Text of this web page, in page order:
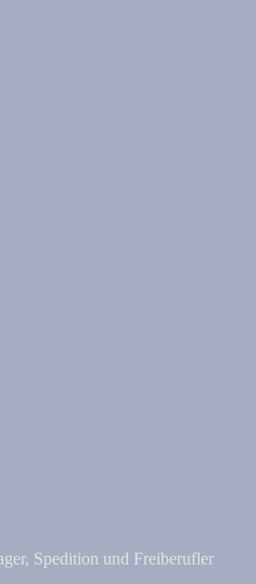
Spedition und Freiberufler